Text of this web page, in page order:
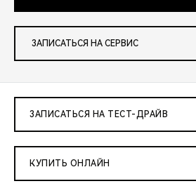
ЗАПИСАТЬСЯ НА СЕРВИС
ЗАПИСАТЬСЯ НА ТЕСТ-ДРАЙВ
КУПИТЬ ОНЛАЙН